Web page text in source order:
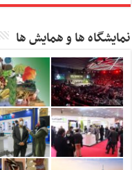
نمایشگاه ها و همایش ها